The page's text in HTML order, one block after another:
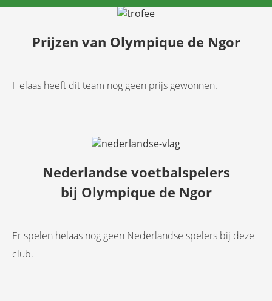
Prijzen van Olympique de Ngor
Helaas heeft dit team nog geen prijs gewonnen.
Nederlandse voetbalspelers
bij Olympique de Ngor
Er spelen helaas nog geen Nederlandse spelers bij deze
club.